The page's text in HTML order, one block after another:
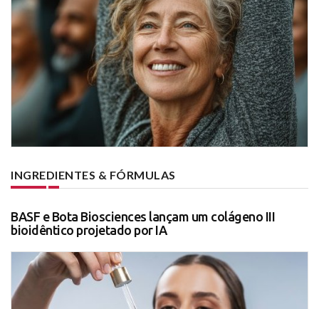
INGREDIENTES & FÓRMULAS
BASF e Bota Biosciences lançam um colágeno III
bioidêntico projetado por IA